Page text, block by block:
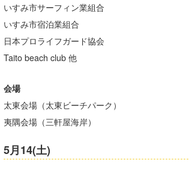
いすみ市サーフィン業組合
いすみ市宿泊業組合
日本プロライフガード協会
Taito beach club 他
会場
太東会場（太東ビーチパーク）
夷隅会場（三軒屋海岸）
5月14(土)